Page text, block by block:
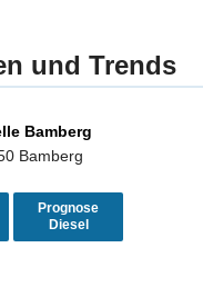
und Trends
Bamberg
Bamberg
Prognose
Diesel